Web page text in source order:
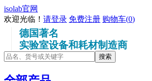
isolab官网
欢迎光临！ 请登录 免费注册 购物车(0)
德国著名
实验室设备和耗材制造商